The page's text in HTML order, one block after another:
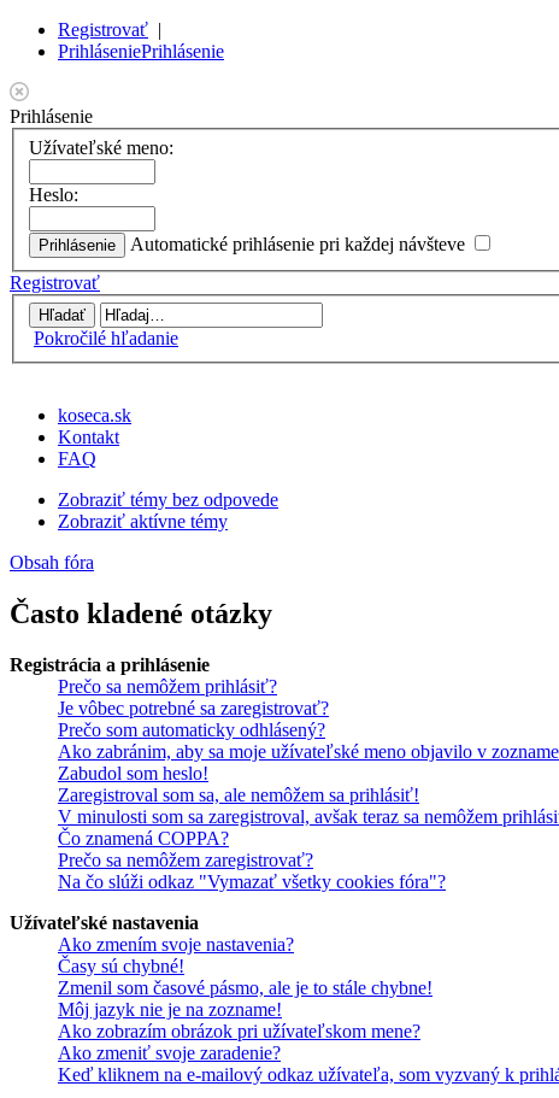
Registrovať |
PrihláseniePrihlásenie
Prihlásenie
Užívateľské meno:
Heslo:
Automatické prihlásenie pri každej návšteve
Registrovať
Pokročilé hľadanie
koseca.sk
Kontakt
FAQ
Zobraziť témy bez odpovede
Zobraziť aktívne témy
Obsah fóra
Často kladené otázky
Registrácia a prihlásenie
Prečo sa nemôžem prihlásiť?
Je vôbec potrebné sa zaregistrovať?
Prečo som automaticky odhlásený?
Ako zabránim, aby sa moje užívateľské meno objavilo v
Zabudol som heslo!
Zaregistroval som sa, ale nemôžem sa prihlásiť!
V minulosti som sa zaregistroval, avšak teraz sa nemôžem
Čo znamená COPPA?
Prečo sa nemôžem zaregistrovať?
Na čo slúži odkaz "Vymazať všetky cookies fóra"?
Užívateľské nastavenia
Ako zmením svoje nastavenia?
Časy sú chybné!
Zmenil som časové pásmo, ale je to stále chybne!
Môj jazyk nie je na zozname!
Ako zobrazím obrázok pri užívateľskom mene?
Ako zmeniť svoje zaradenie?
Keď kliknem na e-mailový odkaz užívateľa, som vyzvaný k